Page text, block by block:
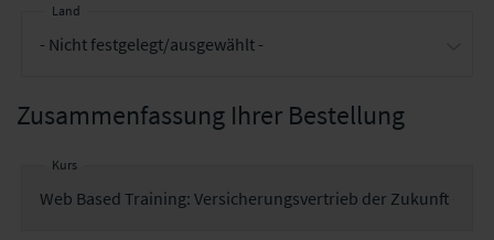
Land
Zusammenfassung Ihrer Bestellung
Kurs